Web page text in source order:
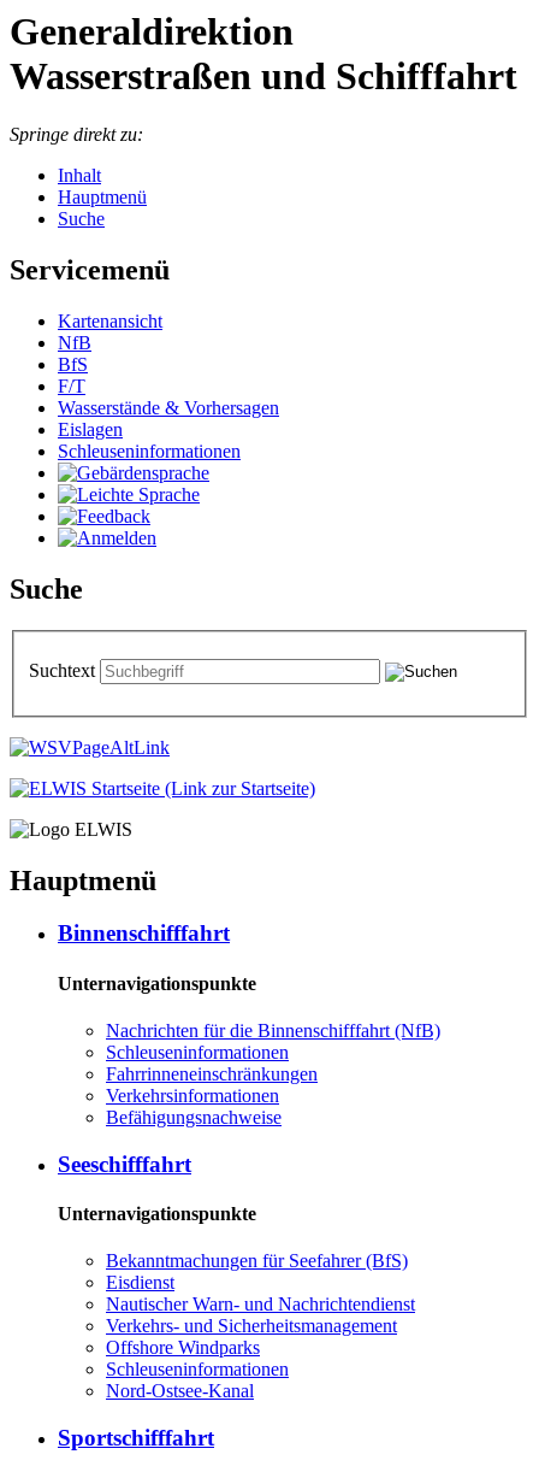
Generaldirektion
Wasserstraßen und Schifffahrt
Springe direkt zu:
Inhalt
Hauptmenü
Suche
Servicemenü
Kar­ten­an­sicht
NfB
BfS
F/T
Was­ser­stän­de & Vor­her­sa­gen
Eis­la­gen
Schleu­sen­in­for­ma­tio­nen
Suche
Suchtext
Hauptmenü
Bin­nen­schiff­fahrt
Unternavigationspunkte
Nach­rich­ten für die Bin­nen­schiff­fahrt (NfB)
Schleu­sen­in­for­ma­tio­nen
Fahr­rin­nen­ein­schrän­kun­gen
Ver­kehrs­in­for­ma­tio­nen
Be­fä­hi­gungs­nach­wei­se
See­schiff­fahrt
Unternavigationspunkte
Be­kannt­ma­chun­gen für See­fah­rer (BfS)
Eis­dienst
Nau­ti­scher Warn-​ und Nach­rich­ten­dienst
Ver­kehrs-​ und Si­cher­heits­ma­na­ge­ment
Offs­ho­re Wind­parks
Schleu­sen­in­for­ma­tio­nen
Nord-​Ost­see-​Ka­nal
Sport­schiff­fahrt